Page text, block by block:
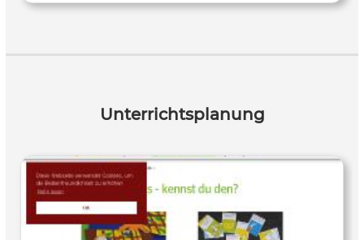
Unterrichtsplanung